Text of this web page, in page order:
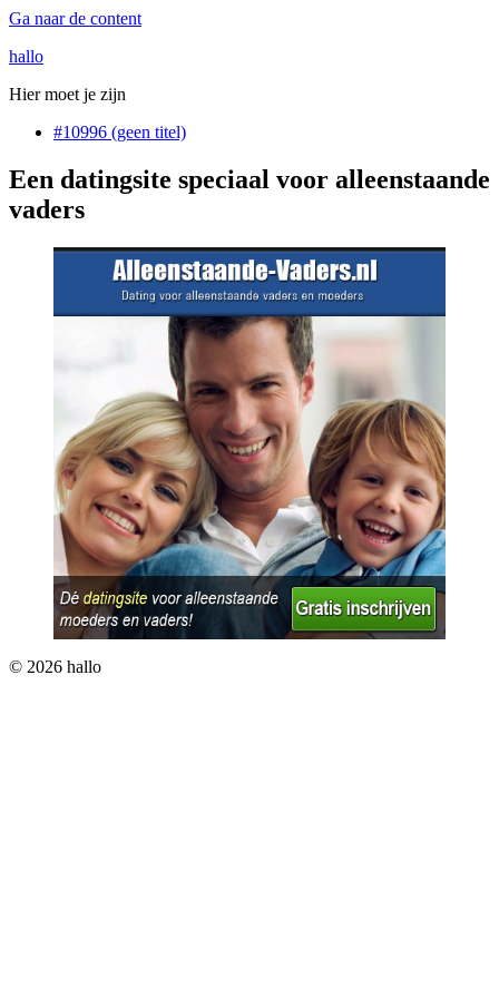
Ga naar de content
hallo
Hier moet je zijn
#10996 (geen titel)
Een datingsite speciaal voor alleenstaande
vaders
© 2026 hallo